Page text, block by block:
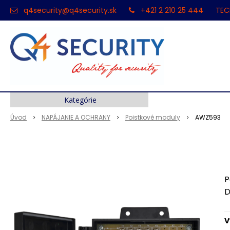
q4security@q4security.sk +421 2 210 25 444
Úvod NAPÁJANIE A OCHRANY Poistkové moduly AWZ593
Kategórie